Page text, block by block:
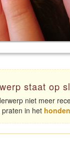
staat op
niet meer
praten in het